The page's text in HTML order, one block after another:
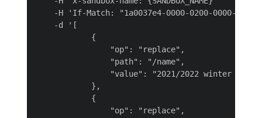
-H 'If-Match: "1a0037e4-0000-0200-0000-
    -d '[
            {
                "op": "replace",
                "path": "/name",
"value": "2021/2022 winter
            },
            {
                "op": "replace",